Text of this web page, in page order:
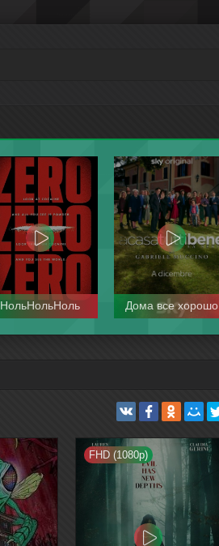
НольНольНоль Дома все хорошо
FHD (1080p)